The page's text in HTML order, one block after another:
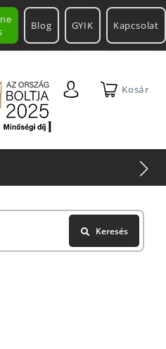
Blog GYIK Kapcsolat
Kosár
Keresés